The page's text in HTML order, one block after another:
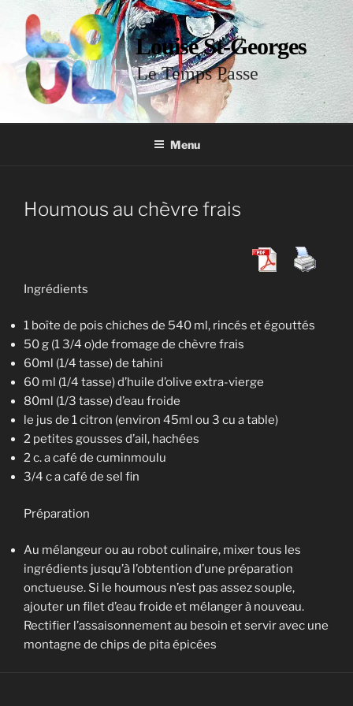
Louise St-Georges
Le Temps Passe
Menu
Houmous au chèvre frais
Ingrédients
1 boîte de pois chiches de 540 ml, rincés et égouttés
50 g (1 3/4 o)de fromage de chèvre frais
60ml (1/4 tasse) de tahini
60 ml (1/4 tasse) d’huile d’olive extra-vierge
80ml (1/3 tasse) d’eau froide
le jus de 1 citron (environ 45ml ou 3 cu a table)
2 petites gousses d’ail, hachées
2 c. a café de cuminmoulu
3/4 c a café de sel fin
Préparation
Au mélangeur ou au robot culinaire, mixer tous les
ingrédients jusqu’à l’obtention d’une préparation
onctueuse. Si le houmous n’est pas assez souple,
ajouter un filet d’eau froide et mélanger à nouveau.
Rectifier l’assaisonnement au besoin et servir avec une
montagne de chips de pita épicées